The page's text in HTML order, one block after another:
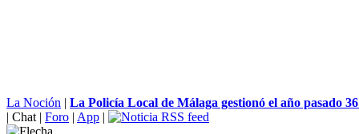
La Noción | La Policía Local de Málaga gestionó el año pasado
| Chat | Foro | App |